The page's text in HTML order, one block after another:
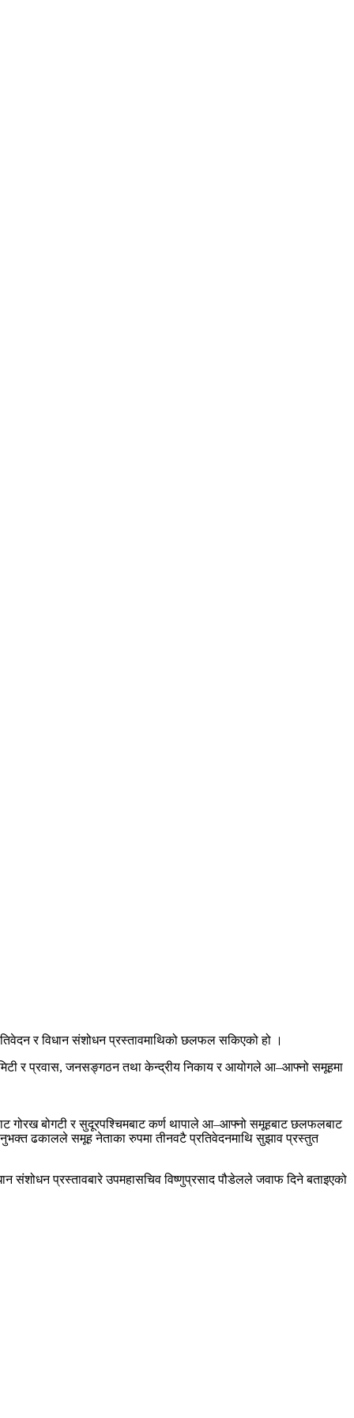
र विधान संशोधन प्रस्तावमाथिको छलफल सकिएको हो ।
र प्रवास, जनसङ्गठन तथा केन्द्रीय निकाय र आयोगले आ–आफ्नो समूहमा
गोरख बोगटी र सुदूरपश्चिमबाट कर्ण थापाले आ–आफ्नो समूहबाट छलफलबाट
ढकालले समूह नेताका रुपमा तीनवटै प्रतिवेदनमाथि सुझाव प्रस्तुत
संशोधन प्रस्तावबारे उपमहासचिव विष्णुप्रसाद पौडेलले जवाफ दिने बताइएको